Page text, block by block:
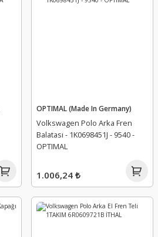
OPTIMAL (Made In Germany)
Volkswagen Polo Arka Fren
Balatası - 1K0698451J - 9540 -
OPTIMAL
1.006,24 ₺